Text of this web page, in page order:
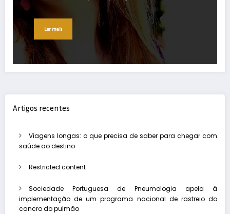
Ler mais
Artigos recentes
Viagens longas: o que precisa de saber para chegar com
saúde ao destino
Restricted content
Sociedade Portuguesa de Pneumologia apela à
implementação de um programa nacional de rastreio do
cancro do pulmão